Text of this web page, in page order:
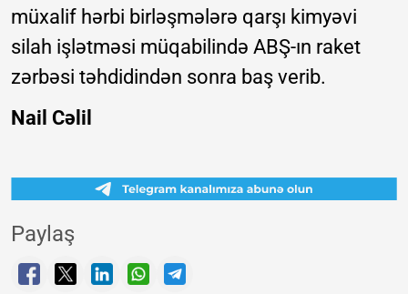
müxalif hərbi birləşmələrə qarşı kimyəvi
silah işlətməsi müqabilində ABŞ-ın raket
zərbəsi təhdidindən sonra baş verib.
Nail Cəlil
Paylaş